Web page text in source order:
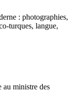
: photographies,
turques, langue,
au ministre des